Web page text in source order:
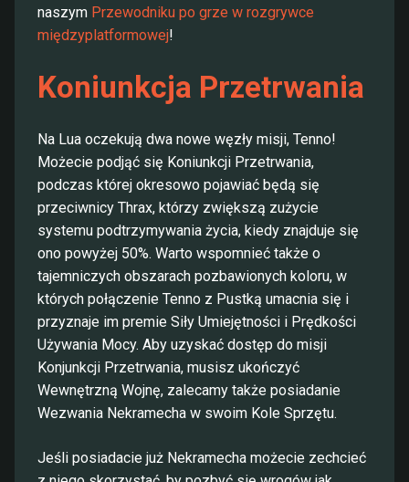
naszym Przewodniku po grze w rozgrywce
międzyplatformowej!
Koniunkcja Przetrwania
Na Lua oczekują dwa nowe węzły misji, Tenno!
Możecie podjąć się Koniunkcji Przetrwania,
podczas której okresowo pojawiać będą się
przeciwnicy Thrax, którzy zwiększą zużycie
systemu podtrzymywania życia, kiedy znajduje się
ono powyżej 50%. Warto wspomnieć także o
tajemniczych obszarach pozbawionych koloru, w
których połączenie Tenno z Pustką umacnia się i
przyznaje im premie Siły Umiejętności i Prędkości
Używania Mocy. Aby uzyskać dostęp do misji
Konjunkcji Przetrwania, musisz ukończyć
Wewnętrzną Wojnę, zalecamy także posiadanie
Wezwania Nekramecha w swoim Kole Sprzętu.
Jeśli posiadacie już Nekramecha możecie zechcieć